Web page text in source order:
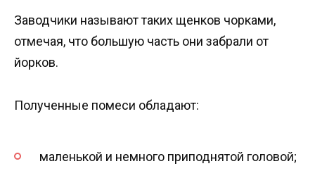
Заводчики называют таких щенков чорками,
отмечая, что большую часть они забрали от
йорков.
Полученные помеси обладают:
маленькой и немного приподнятой головой;